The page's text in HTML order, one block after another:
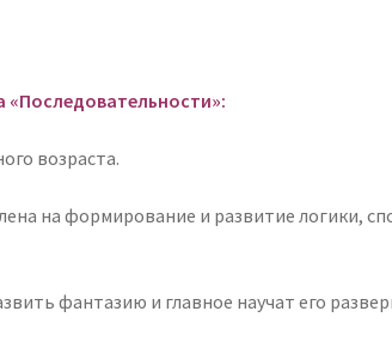
«Последовательности»:
возраста.
на формирование и развитие
фантазию и главное научат его